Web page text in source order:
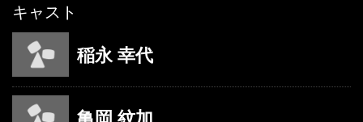
キャスト
稲永 幸代